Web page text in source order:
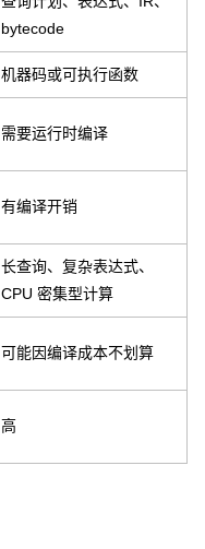
bytecode
机器码或可执行函数
需要运行时编译
有编译开销
长查询、复杂表达式、
CPU 密集型计算
可能因编译成本不划算
高